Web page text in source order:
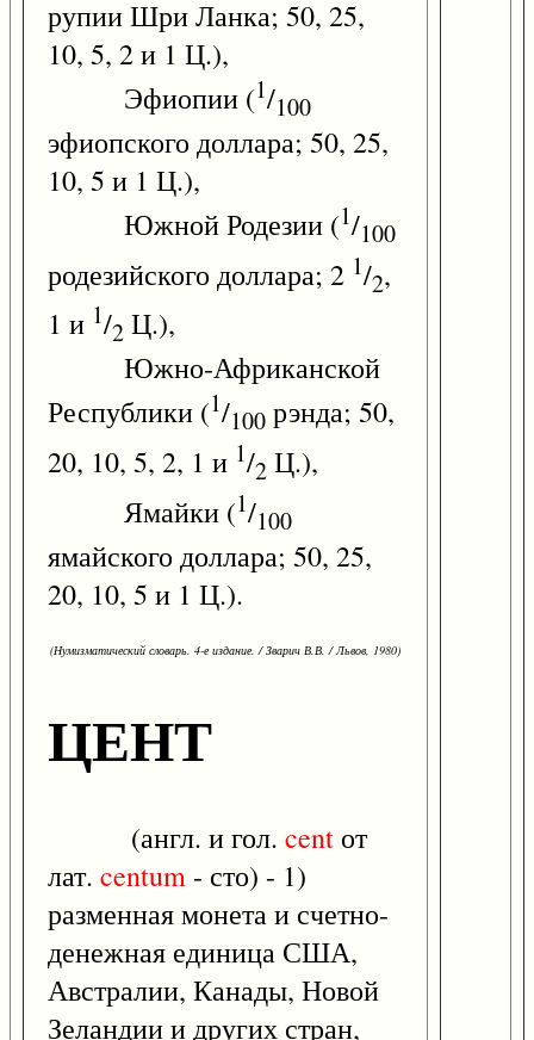
рупии Шри Ланка; 50, 25,
10, 5, 2 и 1 Ц.),
Эфиопии (1/100
эфиопского доллара; 50, 25,
10, 5 и 1 Ц.),
Южной Родезии (1/100
родезийского доллара; 2 1/2,
1 и 1/2 Ц.),
Южно-Африканской
Республики (1/100 рэнда; 50,
20, 10, 5, 2, 1 и 1/2 Ц.),
Ямайки (1/100
ямайского доллара; 50, 25,
20, 10, 5 и 1 Ц.).
(Нумизматический словарь. 4-е издание. / Зварич В.В. / Львов, 1980)
ЦЕНТ
(англ. и гол. cent от
лат. centum - сто) - 1)
разменная монета и счетно-
денежная единица США,
Австралии, Канады, Новой
Зеландии и других стран,